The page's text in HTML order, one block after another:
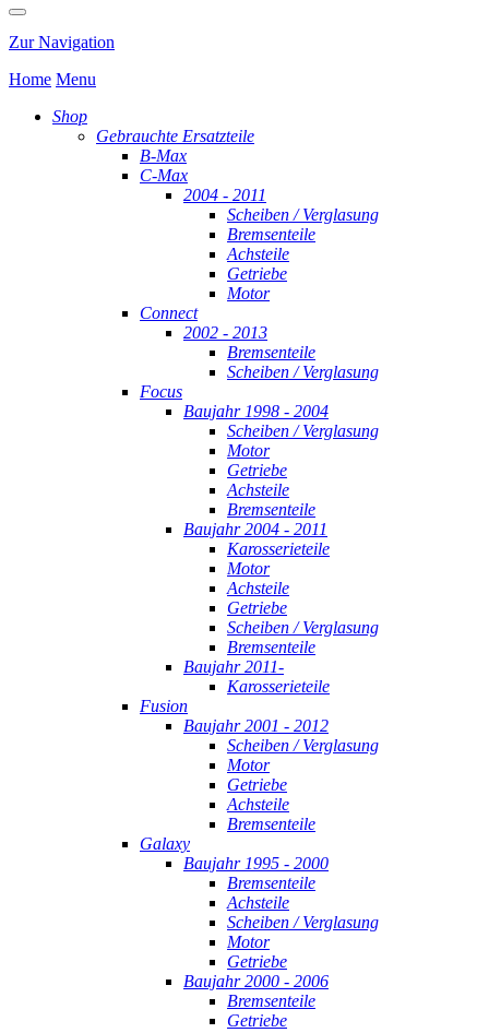
Zur Navigation
Home Menu
Shop
Gebrauchte Ersatzteile
B-Max
C-Max
2004 - 2011
Scheiben / Verglasung
Bremsenteile
Achsteile
Getriebe
Motor
Connect
2002 - 2013
Bremsenteile
Scheiben / Verglasung
Focus
Baujahr 1998 - 2004
Scheiben / Verglasung
Motor
Getriebe
Achsteile
Bremsenteile
Baujahr 2004 - 2011
Karosserieteile
Motor
Achsteile
Getriebe
Scheiben / Verglasung
Bremsenteile
Baujahr 2011-
Karosserieteile
Fusion
Baujahr 2001 - 2012
Scheiben / Verglasung
Motor
Getriebe
Achsteile
Bremsenteile
Galaxy
Baujahr 1995 - 2000
Bremsenteile
Achsteile
Scheiben / Verglasung
Motor
Getriebe
Baujahr 2000 - 2006
Bremsenteile
Getriebe